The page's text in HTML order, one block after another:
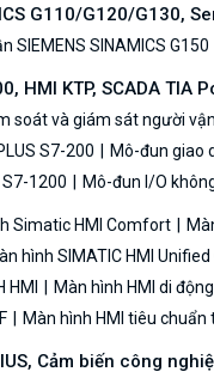
G110/G120/G130,
SIEMENS SINAMICS G150
HMI KTP, SCADA TIA
soát và giám sát người
S7-200 Mô-đun giao
S7-1200 Mô-đun I/O
Simatic HMI Comfort
hình SIMATIC HMI
HMI Màn hình HMI di
Màn hình HMI tiêu chuẩn
Cảm biến công